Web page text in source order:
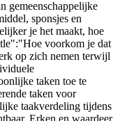
gemeenschappelijke
sponsjes en
je het maakt, hoe
voorkom je dat
op zich nemen terwijl
taken toe te
taken voor
taakverdeling tijdens
Erken en waardeer